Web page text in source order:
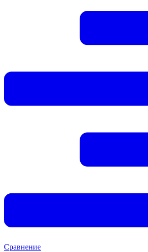
Сравнение